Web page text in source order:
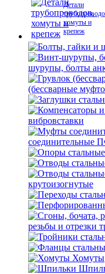
Детали
хомуты и
крепеж
шурупы, болты
(бессварные
вибровставки
соединительные
крутоизогнутые
резьбы и отрезки
Хомуты